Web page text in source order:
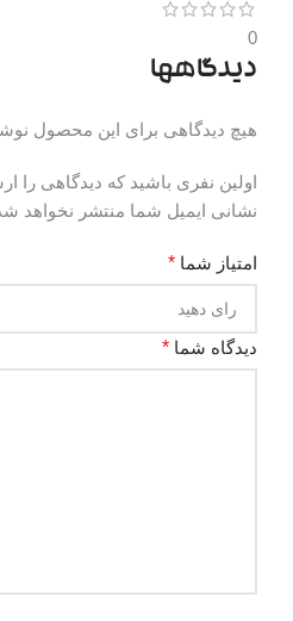
0
دیدگاهها
هیچ دیدگاهی برای این محصول
اولین نفری باشید که دیدگاهی
نشانی ایمیل شما منتشر نخواهد
امتیاز شما *
دیدگاه شما *